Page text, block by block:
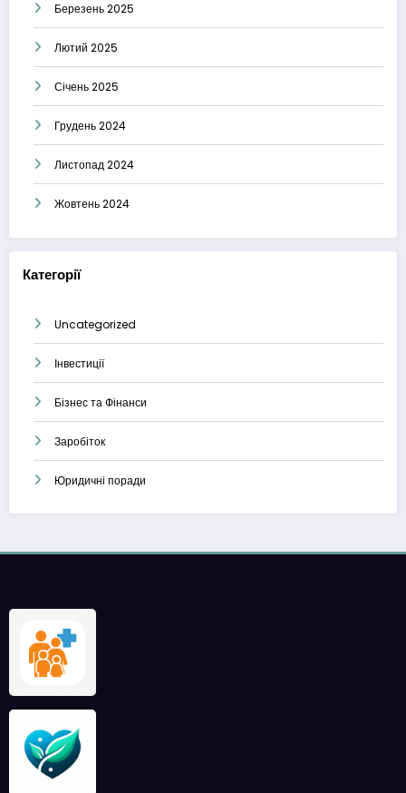
Березень 2025
Лютий 2025
Січень 2025
Грудень 2024
Листопад 2024
Жовтень 2024
Категорії
Uncategorized
Інвестиції
Бізнес та Фінанси
Заробіток
Юридичні поради